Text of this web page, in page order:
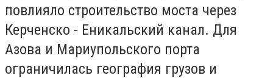
повлияло строительство моста через
Керченско - Еникальский канал. Для
Азова и Мариупольского порта
ограничилась география грузов и